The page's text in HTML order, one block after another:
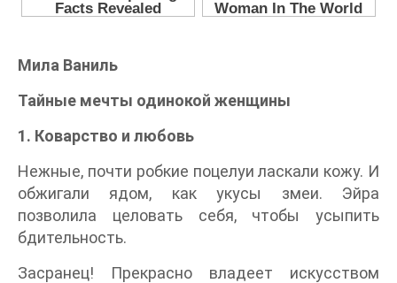
Мила Ваниль
Тайные мечты одинокой женщины
1. Коварство и любовь
Нежные, почти робкие поцелуи ласкали кожу. И
обжигали ядом, как укусы змеи. Эйра
позволила целовать себя, чтобы усыпить
бдительность.
Засранец! Прекрасно владеет искусством